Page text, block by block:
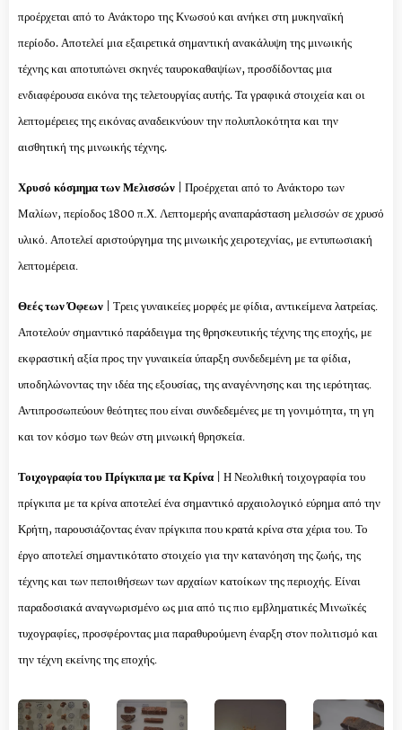
προέρχεται από το Ανάκτορο της Κνωσού και ανήκει στη μυκηναϊκή
περίοδο. Αποτελεί μια εξαιρετικά σημαντική ανακάλυψη της μινωικής
τέχνης και αποτυπώνει σκηνές ταυροκαθαψίων, προσδίδοντας μια
ενδιαφέρουσα εικόνα της τελετουργίας αυτής.Τα γραφικά στοιχεία και οι
λεπτομέρειες της εικόνας αναδεικνύουν την πολυπλοκότητα και την
αισθητική της μινωικής τέχνης.
Χρυσό κόσμημα των Μελισσών | Προέρχεται από το Ανάκτορο των
Μαλίων, περίοδος 1800 π.Χ. Λεπτομερής αναπαράσταση μελισσών σε χρυσό
υλικό. Αποτελεί αριστούργημα της μινωικής χειροτεχνίας, με εντυπωσιακή
λεπτομέρεια.
Θεές των Όφεων | Τρεις γυναικείες μορφές με φίδια, αντικείμενα λατρείας.
Αποτελούν σημαντικό παράδειγμα της θρησκευτικής τέχνης της εποχής, με
εκφραστική αξία προς την γυναικεία ύπαρξη συνδεδεμένη με τα φίδια,
υποδηλώνοντας την ιδέα της εξουσίας, της αναγέννησης και της ιερότητας.
Αντιπροσωπεύουν θεότητες που είναι συνδεδεμένες με τη γονιμότητα, τη γη
και τον κόσμο των θεών στη μινωική θρησκεία.
Τοιχογραφία του Πρίγκιπα με τα Κρίνα | Η Νεολιθική τοιχογραφία του
πρίγκιπα με τα κρίνα αποτελεί ένα σημαντικό αρχαιολογικό εύρημα από την
Κρήτη, παρουσιάζοντας έναν πρίγκιπα που κρατά κρίνα στα χέρια του. Το
έργο αποτελεί σημαντικότατο στοιχείο για την κατανόηση της ζωής, της
τέχνης και των πεποιθήσεων των αρχαίων κατοίκων της περιοχής. Είναι
παραδοσιακά αναγνωρισμένο ως μια από τις πιο εμβληματικές Μινωϊκές
τυχογραφίες, προσφέροντας μια παραθυρούμενη έναρξη στον πολιτισμό και
την τέχνη εκείνης της εποχής.